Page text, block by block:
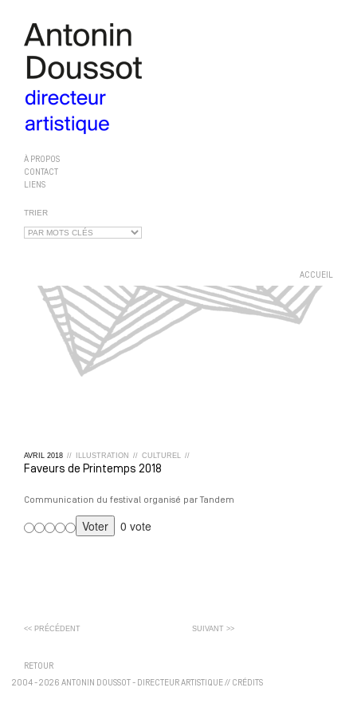
À PROPOS
CONTACT
LIENS
TRIER
ACCUEIL
AVRIL 2018 // ILLUSTRATION // CULTUREL //
Faveurs de Printemps 2018
Communication du festival organisé par Tandem
0 vote
<< PRÉCÉDENT SUIVANT >>
RETOUR
2004 - 2026 ANTONIN DOUSSOT - DIRECTEUR ARTISTIQUE// CRÉDITS